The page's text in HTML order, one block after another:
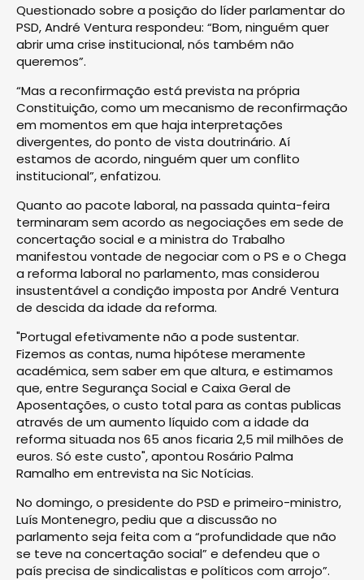
Questionado sobre a posição do líder parlamentar do
PSD, André Ventura respondeu: “Bom, ninguém quer
abrir uma crise institucional, nós também não
queremos”.
“Mas a reconfirmação está prevista na própria
Constituição, como um mecanismo de reconfirmação
em momentos em que haja interpretações
divergentes, do ponto de vista doutrinário. Aí
estamos de acordo, ninguém quer um conflito
institucional”, enfatizou.
Quanto ao pacote laboral, na passada quinta-feira
terminaram sem acordo as negociações em sede de
concertação social e a ministra do Trabalho
manifestou vontade de negociar com o PS e o Chega
a reforma laboral no parlamento, mas considerou
insustentável a condição imposta por André Ventura
de descida da idade da reforma.
"Portugal efetivamente não a pode sustentar.
Fizemos as contas, numa hipótese meramente
académica, sem saber em que altura, e estimamos
que, entre Segurança Social e Caixa Geral de
Aposentações, o custo total para as contas publicas
através de um aumento líquido com a idade da
reforma situada nos 65 anos ficaria 2,5 mil milhões de
euros. Só este custo", apontou Rosário Palma
Ramalho em entrevista na Sic Notícias.
No domingo, o presidente do PSD e primeiro-ministro,
Luís Montenegro, pediu que a discussão no
parlamento seja feita com a “profundidade que não
se teve na concertação social” e defendeu que o
país precisa de sindicalistas e políticos com arrojo”.